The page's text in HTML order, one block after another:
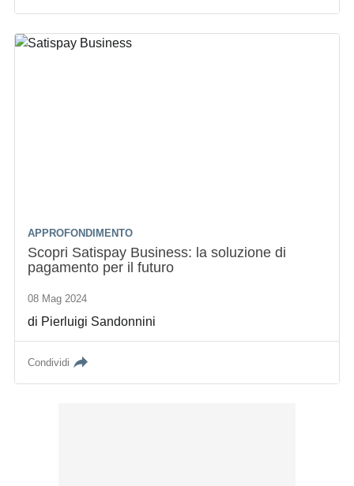
APPROFONDIMENTO
Scopri Satispay Business: la soluzione di
pagamento per il futuro
08 Mag 2024
di Pierluigi Sandonnini
Condividi